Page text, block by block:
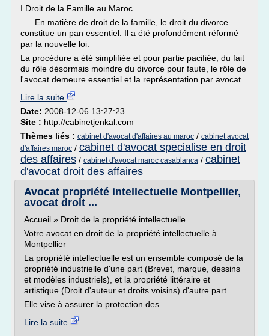
I Droit de la Famille au Maroc
En matière de droit de la famille, le droit du divorce
constitue un pan essentiel. Il a été profondément réformé
par la nouvelle loi.
La procédure a été simplifiée et pour partie pacifiée, du fait
du rôle désormais moindre du divorce pour faute, le rôle de
l'avocat demeure essentiel et la représentation par avocat...
Lire la suite
Date: 2008-12-06 13:27:23
Site : http://cabinetjenkal.com
Thèmes liés : cabinet d'avocat d'affaires au maroc / cabinet avocat
d'affaires maroc / cabinet d'avocat specialise en droit
des affaires / cabinet d'avocat maroc casablanca / cabinet
d'avocat droit des affaires
Avocat propriété intellectuelle Montpellier,
avocat droit ...
Accueil » Droit de la propriété intellectuelle
Votre avocat en droit de la propriété intellectuelle à
Montpellier
La propriété intellectuelle est un ensemble composé de la
propriété industrielle d'une part (Brevet, marque, dessins
et modèles industriels), et la propriété littéraire et
artistique (Droit d'auteur et droits voisins) d'autre part.
Elle vise à assurer la protection des...
Lire la suite